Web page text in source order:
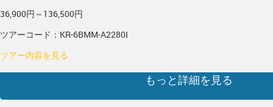
36,900円～136,500円
ツアーコード：KR-6BMM-A2280I
ツアー内容を見る
もっと詳細を見る